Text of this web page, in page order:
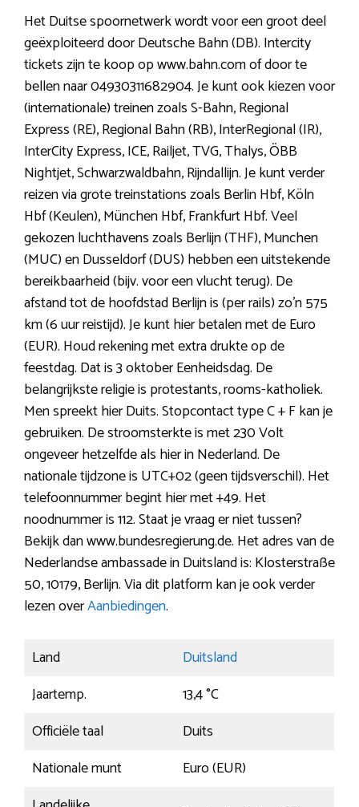
Het Duitse spoornetwerk wordt voor een groot deel
geëxploiteerd door Deutsche Bahn (DB). Intercity
tickets zijn te koop op www.bahn.com of door te
bellen naar 04930311682904. Je kunt ook kiezen voor
(internationale) treinen zoals S-Bahn, Regional
Express (RE), Regional Bahn (RB), InterRegional (IR),
InterCity Express, ICE, Railjet, TVG, Thalys, ÖBB
Nightjet, Schwarzwaldbahn, Rijndallijn. Je kunt verder
reizen via grote treinstations zoals Berlin Hbf, Köln
Hbf (Keulen), München Hbf, Frankfurt Hbf. Veel
gekozen luchthavens zoals Berlijn (THF), Munchen
(MUC) en Dusseldorf (DUS) hebben een uitstekende
bereikbaarheid (bijv. voor een vlucht terug). De
afstand tot de hoofdstad Berlijn is (per rails) zo’n 575
km (6 uur reistijd). Je kunt hier betalen met de Euro
(EUR). Houd rekening met extra drukte op de
feestdag. Dat is 3 oktober Eenheidsdag. De
belangrijkste religie is protestants, rooms-katholiek.
Men spreekt hier Duits. Stopcontact type C + F kan je
gebruiken. De stroomsterkte is met 230 Volt
ongeveer hetzelfde als hier in Nederland. De
nationale tijdzone is UTC+02 (geen tijdsverschil). Het
telefoonnummer begint hier met +49. Het
noodnummer is 112. Staat je vraag er niet tussen?
Bekijk dan www.bundesregierung.de. Het adres van de
Nederlandse ambassade in Duitsland is: Klosterstraße
50, 10179, Berlijn. Via dit platform kan je ook verder
lezen overAanbiedingen.
Land
Duitsland
Jaartemp.
13,4 °C
Officiële taal
Duits
Nationale munt
Euro (EUR)